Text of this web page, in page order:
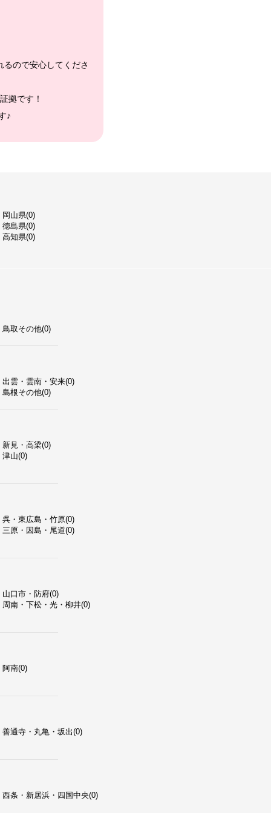
ので安心してくださ
拠です！
♪
岡山県(0)
徳島県(0)
高知県(0)
鳥取その他(0)
出雲・雲南・安来(0)
島根その他(0)
新見・高梁(0)
津山(0)
呉・東広島・竹原(0)
三原・因島・尾道(0)
山口市・防府(0)
周南・下松・光・柳井(0)
阿南(0)
善通寺・丸亀・坂出(0)
西条・新居浜・四国中央(0)